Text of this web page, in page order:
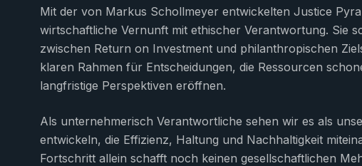
Mit der von Markus Schollmeyer entwickelten Justice
wirtschaftliche Vernunft mit ethischer Verantwortung. Sie
zwischen Return on Investment und philanthropischen
klaren Rahmen für Entscheidungen, die Ressourcen
langfristige Perspektiven eröffnen.
Als unternehmerisch Verantwortliche sehen wir es als
entwickeln, die Effizienz, Haltung und Nachhaltigkeit
Fortschritt allein schafft noch keinen gesellschaftlichen